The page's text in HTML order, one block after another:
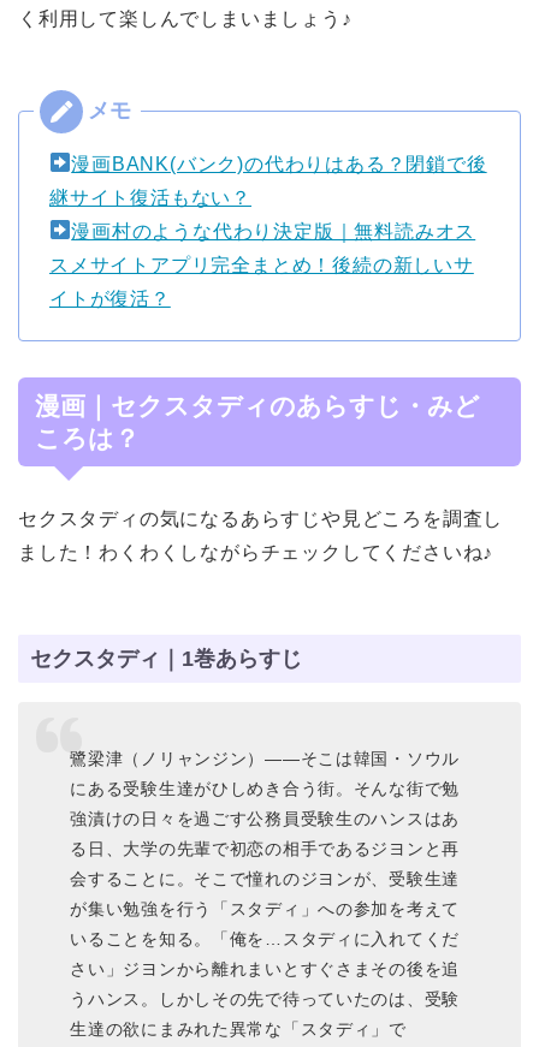
く利用して楽しんでしまいましょう♪
漫画BANK(バンク)の代わりはある？閉鎖で後
継サイト復活もない？
漫画村のような代わり決定版｜無料読みオス
スメサイトアプリ完全まとめ！後続の新しいサ
イトが復活？
漫画｜セクスタディのあらすじ・みど
ころは？
セクスタディの気になるあらすじや見どころを調査し
ました！わくわくしながらチェックしてくださいね♪
セクスタディ｜1巻あらすじ
鷺梁津（ノリャンジン）――そこは韓国・ソウル
にある受験生達がひしめき合う街。そんな街で勉
強漬けの日々を過ごす公務員受験生のハンスはあ
る日、大学の先輩で初恋の相手であるジヨンと再
会することに。そこで憧れのジヨンが、受験生達
が集い勉強を行う「スタディ」への参加を考えて
いることを知る。「俺を…スタディに入れてくだ
さい」ジヨンから離れまいとすぐさまその後を追
うハンス。しかしその先で待っていたのは、受験
生達の欲にまみれた異常な「スタディ」で